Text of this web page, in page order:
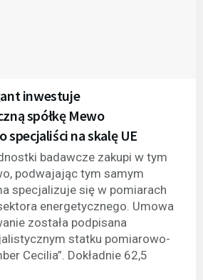
inwestuje
spółkę Mewo
specjaliści na skalę UE
badawcze zakupi w tym
podwajając tym samym
specjalizuje się w pomiarach
energetycznego. Umowa
została podpisana
statku pomiarowo-
Cecilia”. Dokładnie 62,5